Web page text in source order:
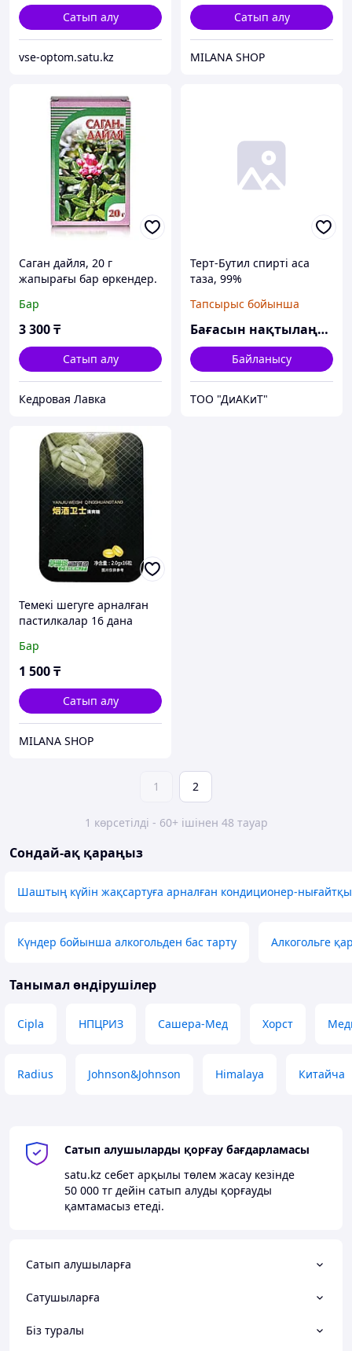
Сатып алу
vse-optom.satu.kz
Сатып алу
MILANA SHOP
Саган дайля, 20 г
жапырағы бар өркендер.
Бар
3 300₸
Сатып алу
Кедровая Лавка
Терт-Бутил спирті аса
таза, 99%
Тапсырыс бойынша
Бағасын нақтылаңыз
Байланысу
ТОО "ДиАКиТ"
Темекі шегуге арналған
пастилкалар 16 дана
Бар
1 500₸
Сатып алу
MILANA SHOP
1 2
1 көрсетілді - 60+ ішінен 48 тауар
Сондай-ақ қараңыз
Шаштың күйін жақсартуға арналған кондиционер-
Күндер бойынша алкогольден бас тарту Алкогольге
Танымал өндірушілер
Cipla НПЦРИЗ Сашера-Мед Хорст
Radius Johnson&Johnson Himalaya Китайча
Сатып алушыларды қорғау бағдарламасы
satu.kz себет арқылы төлем жасау кезінде
50 000 тг дейін сатып алуды қорғауды
қамтамасыз етеді.
Сатып алушыларға
Сатушыларға
Біз туралы